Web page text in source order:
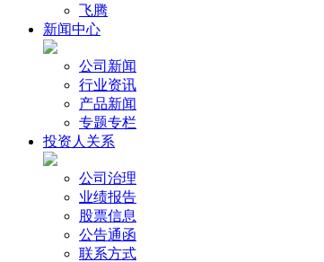
飞腾
新闻中心
公司新闻
行业资讯
产品新闻
专题专栏
投资人关系
公司治理
业绩报告
股票信息
公告通函
联系方式